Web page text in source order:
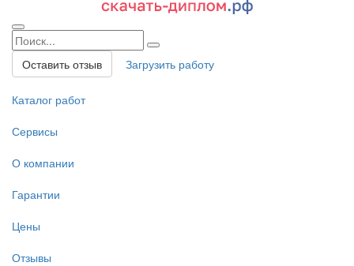
Оставить отзыв Загрузить работу
Каталог работ
Сервисы
О компании
Гарантии
Цены
Отзывы